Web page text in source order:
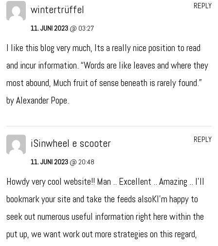
wintertrüffel
11. JUNI 2023 @ 03:27
I like this blog very much, Its a really nice position to read
and incur information. “Words are like leaves and where they
most abound, Much fruit of sense beneath is rarely found.”
by Alexander Pope.
REPLY
iSinwheel e scooter
11. JUNI 2023 @ 20:48
Howdy very cool website!! Man .. Excellent .. Amazing .. I’ll
bookmark your site and take the feeds alsoKI’m happy to
seek out numerous useful information right here within the
put up, we want work out more strategies on this regard,
REPLY